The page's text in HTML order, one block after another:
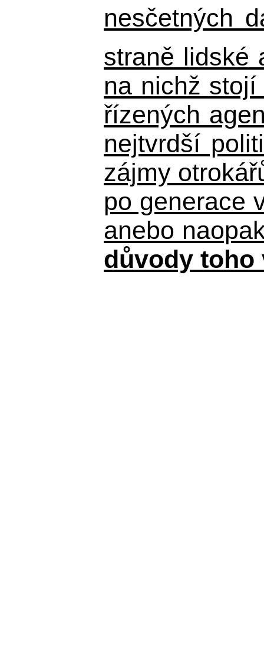
nesčetných
straně lidské
na nichž
řízených
nejtvrdší
zájmy
po generace
anebo
důvody toho